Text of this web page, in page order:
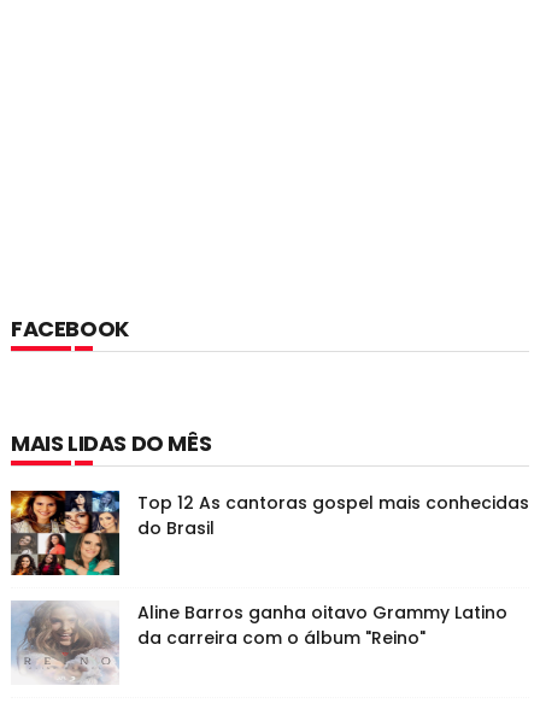
FACEBOOK
MAIS LIDAS DO MÊS
Top 12 As cantoras gospel mais conhecidas
do Brasil
Aline Barros ganha oitavo Grammy Latino
da carreira com o álbum "Reino"